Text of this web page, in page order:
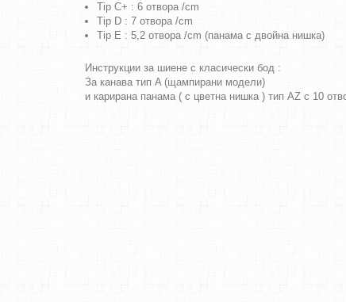
Tip C+ : 6 отвора /cm
Tip D : 7 отвора /cm
Tip E : 5,2 отвора /cm (панама с двойна нишка)
Инструкции за шиене с класически бод :
За канава тип A (щампирани модели)
и карирана панама ( с цветна нишка ) тип AZ с 10